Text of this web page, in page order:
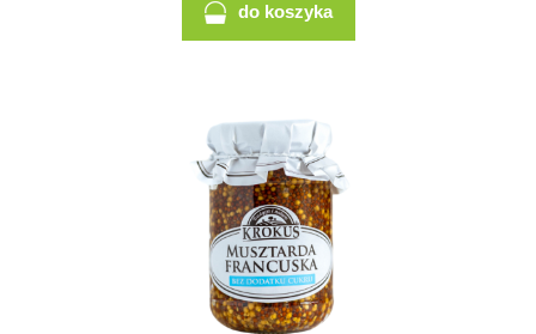
do koszyka